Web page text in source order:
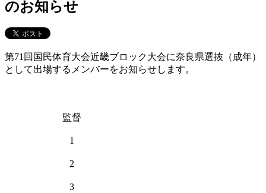
のお知らせ
第71回国民体育大会近畿ブロック大会に奈良県選抜（成年）
として出場するメンバーをお知らせします。
監督
1
2
3